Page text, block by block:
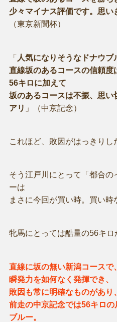
少々マイナス評価です。思い
（東京新聞杯）
「 人気になりそうなドナウブ
直線坂のあるコースの信頼
56キロに加えて
坂のあるコースは不振、思い
アリ 」（中京記念）
これほど、敗因がはっきりし
そう江戸川にとって「都合
ーは
まさに今回が買い時。買い時
牝馬にとっては酷量の56キロ
直線に坂の無い新潟コースで、
瞬発力を如何なく発揮でき、
敗因も常に明確なものがあり、
前走の中京記念では56キロ
ブルー。